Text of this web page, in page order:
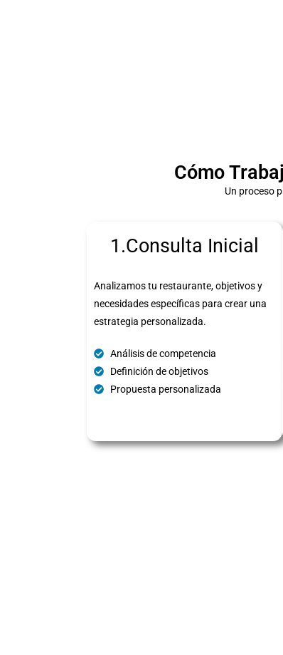
Cómo
Un proceso
1.Consulta Inicial
Analizamos tu restaurante, objetivos y
necesidades específicas para crear una
estrategia personalizada.
Análisis de competencia
Definición de objetivos
Propuesta personalizada